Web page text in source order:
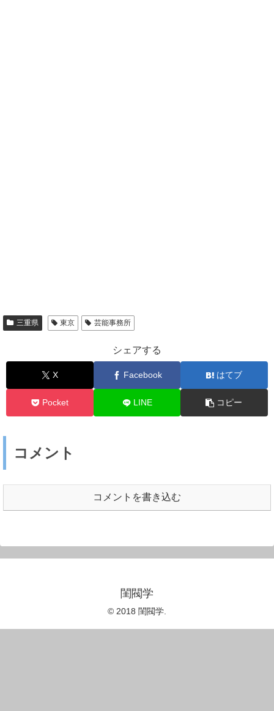
三重県 東京 芸能事務所
シェアする
X Facebook はてブ
Pocket LINE コピー
コメント
コメントを書き込む
閨閥学
© 2018 閨閥学.